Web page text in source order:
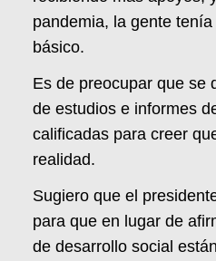
pandemia, la gente
básico.
Es de preocupar que se
de estudios e informes
calificadas para creer
realidad.
Sugiero que el
para que en lugar de
de desarrollo social